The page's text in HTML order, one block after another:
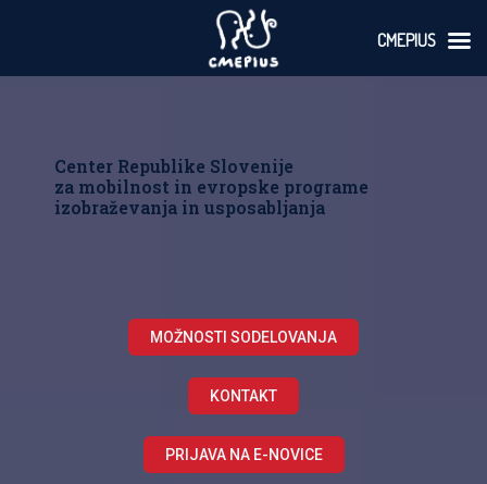
Center Republike Slovenije
za mobilnost in evropske programe
izobraževanja in usposabljanja
MOŽNOSTI SODELOVANJA
KONTAKT
PRIJAVA NA E-NOVICE
CMEPIUS